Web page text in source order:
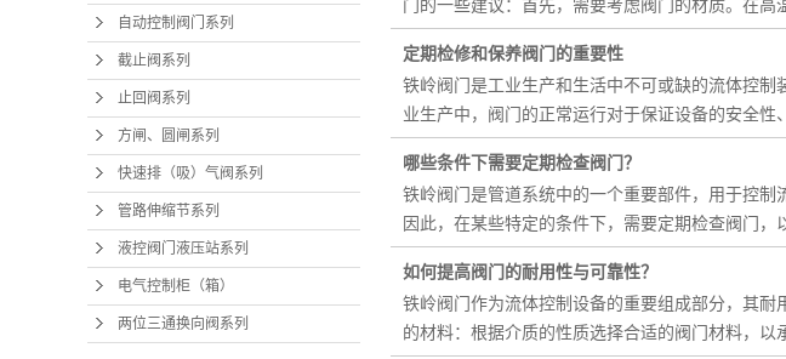
自动控制阀门系列
截止阀系列
止回阀系列
方闸、圆闸系列
快速排（吸）气阀系列
管路伸缩节系列
液控阀门液压站系列
电气控制柜（箱）
两位三通换向阀系列
门的一些建议：首先，需要考虑阀门的材质。在
定期检修和保养阀门的重要性
铁岭阀门是工业生产和生活中不可或缺的流体控
业生产中，阀门的正常运行对于保证设备的安全
哪些条件下需要定期检查阀门？
铁岭阀门是管道系统中的一个重要部件，用于控制
因此，在某些特定的条件下，需要定期检查阀门
如何提高阀门的耐用性与可靠性？
铁岭阀门作为流体控制设备的重要组成部分，其
的材料：根据介质的性质选择合适的阀门材料，